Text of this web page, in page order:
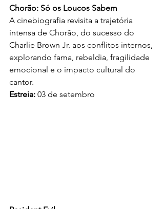
Chorão: Só os Loucos Sabem
A cinebiografia revisita a trajetória
intensa de Chorão, do sucesso do
Charlie Brown Jr. aos conflitos internos,
explorando fama, rebeldia, fragilidade
emocional e o impacto cultural do
cantor.
Estreia: 03 de setembro